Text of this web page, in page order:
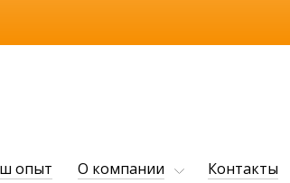
опыт О компании Контакты